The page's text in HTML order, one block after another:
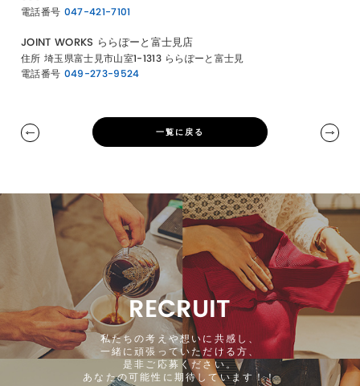
電話番号 047-421-7101
JOINT WORKS ららぽーと富士見店
住所埼玉県富士見市山室1-1313 ららぽーと富士見
電話番号 049-273-9524
一覧に戻る
RECRUIT
私たちの考えや想いに共感し、
一緒に頑張っていただける方、
是非ご応募ください。
あなたの可能性に期待しています！！